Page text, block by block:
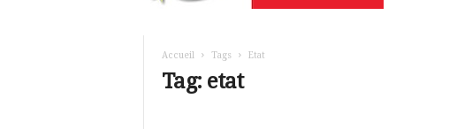
i
Accueil Tags Etat
Tag: etat